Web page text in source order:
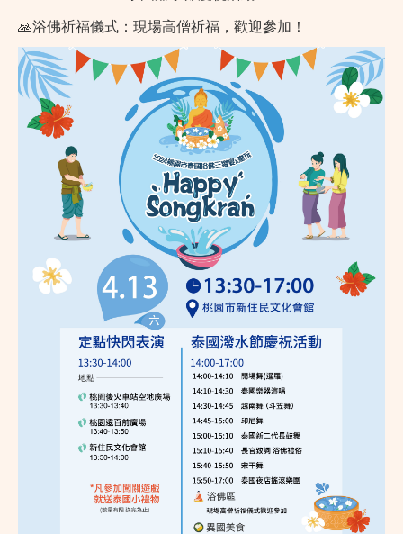
🙏浴佛祈福儀式：現場高僧祈福，歡迎參加！